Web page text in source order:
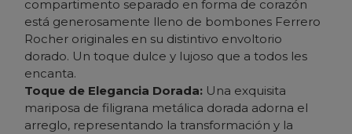
compartimento separado en forma de corazón
está generosamente lleno de bombones Ferrero
Rocher originales en su distintivo envoltorio
dorado. Un toque dulce y lujoso que a todos les
encanta.
Toque de Elegancia Dorada: Una exquisita
mariposa de filigrana metálica dorada adorna el
arreglo, representando la transformación y la